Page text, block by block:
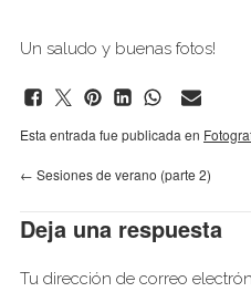
Un saludo y buenas fotos!
Esta entrada fue publicada en
← Sesiones de verano (parte 2)
Deja una respuesta
Tu dirección de correo